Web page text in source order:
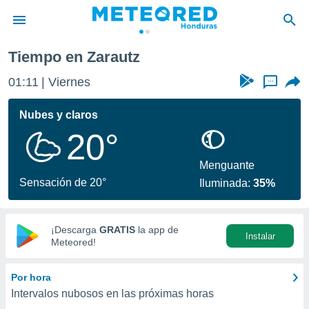
de
ha sido
calidad.
a este
las
y
digital
basada
Tiempo en Zarautz
01:11 Viernes ...
Nubes y claros
20°
Sensación de 20°
Menguante
Iluminada:35%
¡Descarga GRATIS la app de
Meteored!
Instalar
Por hora
Intervalos nubosos en las próximas horas